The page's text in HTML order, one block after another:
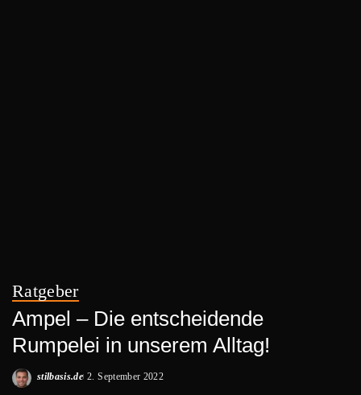
Ratgeber
Ampel – Die entscheidende
Rumpelei in unserem Alltag!
Posted
stilbasis.de 2. September 2022